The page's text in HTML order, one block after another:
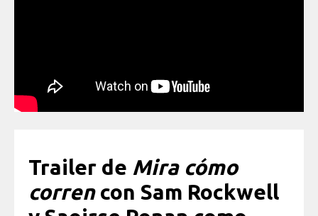
Trailer de Mira cómo
correncon Sam Rockwell